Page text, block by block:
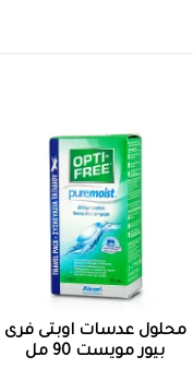
محلول عدسات اوبتى فرى
بيور مويست 90 مل